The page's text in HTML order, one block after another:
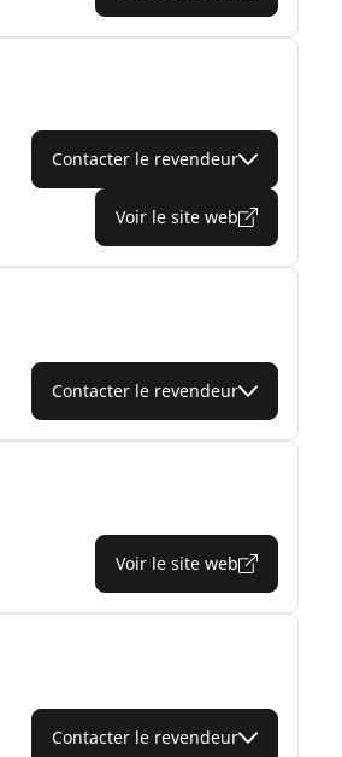
Contacter le revendeur
Voir le site web
Contacter le revendeur
Voir le site web
Contacter le revendeur